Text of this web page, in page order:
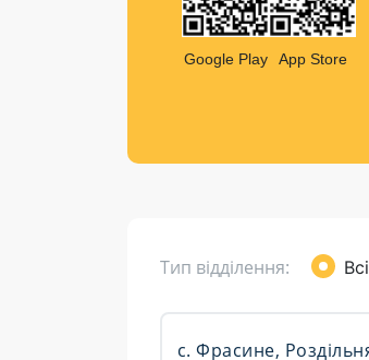
Листи та листівки
Кур’єрська доставка
Google Play App Store
Тип відділення: Всі